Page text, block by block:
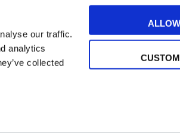
our traffic.
analytics
collected
Retribución flexible